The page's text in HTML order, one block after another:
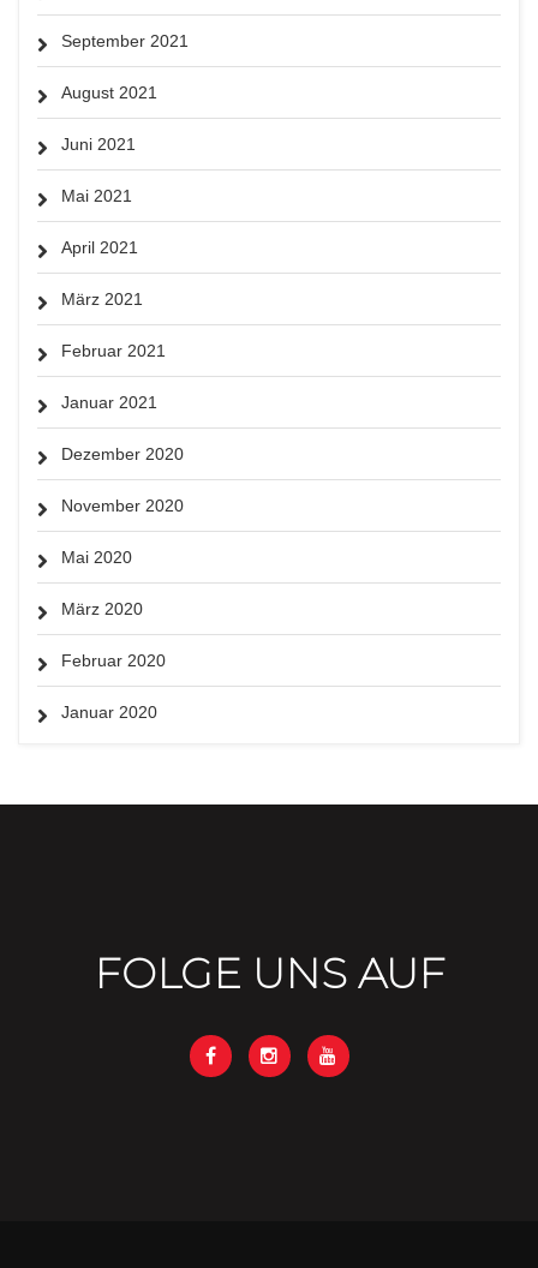
September 2021
August 2021
Juni 2021
Mai 2021
April 2021
März 2021
Februar 2021
Januar 2021
Dezember 2020
November 2020
Mai 2020
März 2020
Februar 2020
Januar 2020
FOLGE UNS AUF